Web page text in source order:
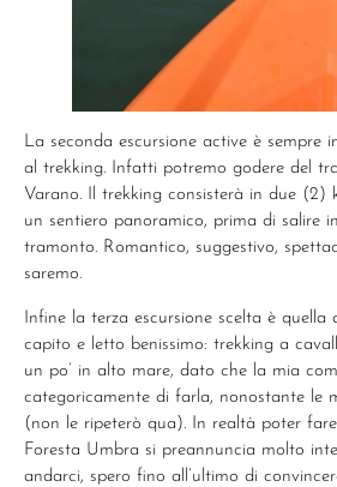
La seconda escursione active è sempre
al trekking. Infatti potremo godere del
Varano. Il trekking consisterà in due (2)
un sentiero panoramico, prima di salire
tramonto. Romantico, suggestivo,
saremo.
Infine la terza escursione scelta è quella
capito e letto benissimo: trekking a
un po’ in alto mare, dato che la mia
categoricamente di farla, nonostante le
(non le ripeterò qua). In realtà poter
Foresta Umbra si preannuncia molto
andarci, spero fino all’ultimo di